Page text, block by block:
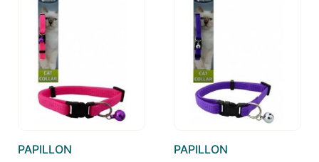
PAPILLON PAPILLON